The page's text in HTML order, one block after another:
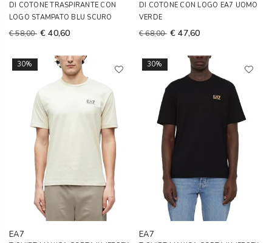
DI COTONE TRASPIRANTE CON
LOGO STAMPATO BLU SCURO
€ 58,00 € 40,60
DI COTONE CON LOGO EA7 UOMO
VERDE
€ 68,00 € 47,60
30%
EA7
30%
EA7